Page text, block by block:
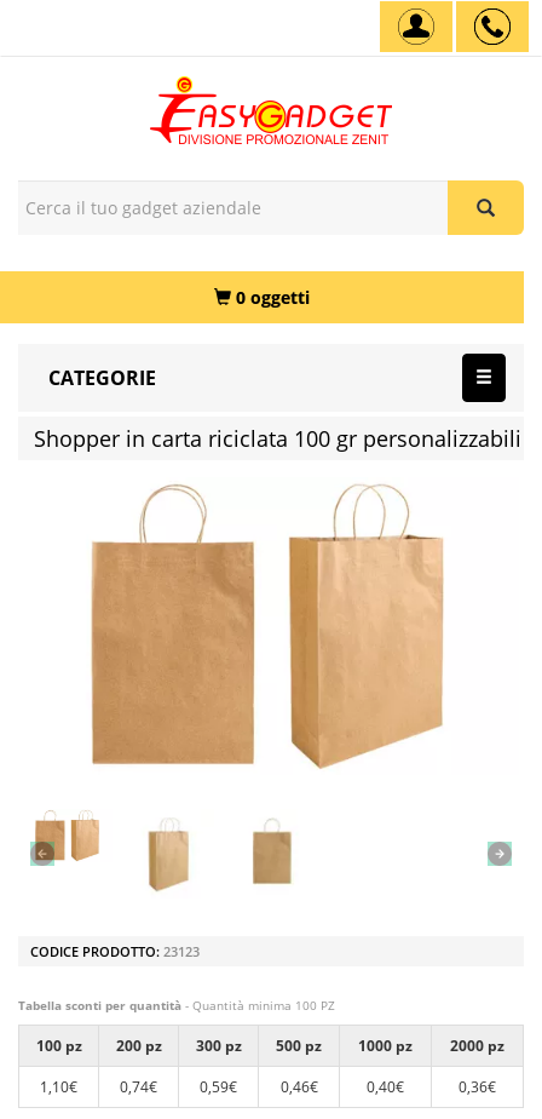
0 oggetti
CATEGORIE
Shopper in carta riciclata 100 gr personalizzabili
CODICE PRODOTTO: 23123
Tabella sconti per quantità - Quantità minima 100 PZ
100 pz 200 pz 300 pz 500 pz 1000 pz
2000 pz
1,10€
0,74€ 0,59€ 0,46€ 0,40€ 0,36€